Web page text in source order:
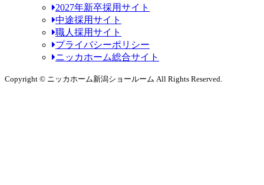
2027年新卒採用サイト
中途採用サイト
職人採用サイト
プライバシーポリシー
ニッカホーム総合サイト
Copyright © ニッカホーム新潟ショールーム All Rights Reserved.